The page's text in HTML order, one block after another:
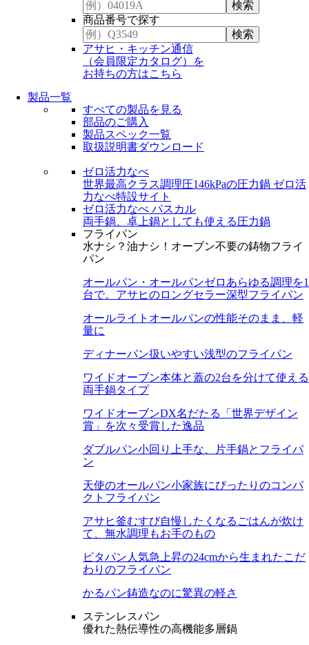
商品番号で探す
アサヒ・キッチン通信
（会員限定カタログ）を
お持ちの方はこちら
製品一覧
すべての製品を見る
部品のご購入
製品スペック一覧
取扱説明書ダウンロード
ゼロ活力なべ
世界最高クラス調理圧146kPaの圧力鍋 ゼロ活
力なべ特設サイト
ゼロ活力なべ パスカル
両手鍋、卓上鍋としても使える圧力鍋
フライパン
水ナシ？油ナシ！オーブン不要の鋳物フライ
パン
オールパン・オールパンゼロ あらゆる調理を1
台で。アサヒのロングセラー深型フライパン
オールライト オールパンの性能そのまま、軽
量に
ディナーパン扱いやすい浅型のフライパン
ワイドオーブン本体と蓋の2台を分けて使える
両手鍋タイプ
ワイドオーブンDX名だたる「世界デザイン
賞」を次々受賞した逸品
ダブルパン小回り上手な、片手鍋とフライパ
ン
天使のオールパン小家族にぴったりのコンパ
クトフライパン
アサヒ釜むすび自慢したくなるごはんが炊け
て、無水調理もお手のもの
ピタパン 人気急上昇の24cmから生まれたこだ
わりのフライパン
かるパン鋳造なのに驚異の軽さ
ステンレスパン
優れた熱伝導性の高機能多層鍋